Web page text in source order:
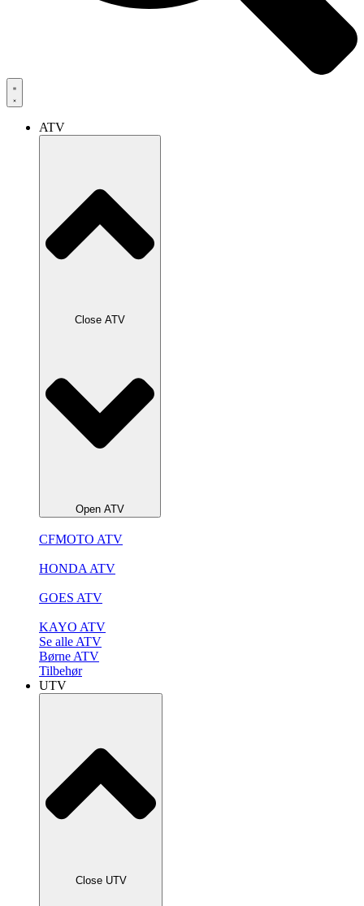
ATV
Close ATV
Open ATV
CFMOTO ATV
HONDA ATV
GOES ATV
KAYO ATV
Se alle ATV
Børne ATV
Tilbehør
UTV
Close UTV